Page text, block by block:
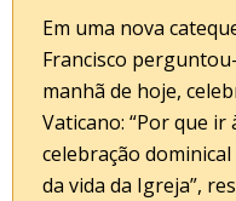
Em uma nova
Francisco
manhã de hoje,
Vaticano: “Por que ir
celebração
da vida da Igreja”,